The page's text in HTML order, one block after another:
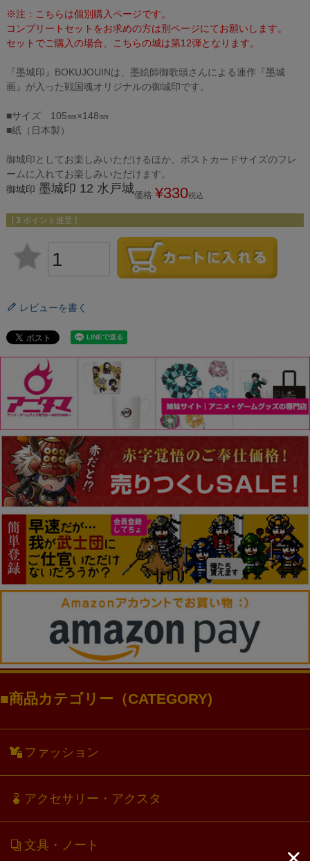
※注：こちらは個別購入ページです。
コンプリートセットをお求めの方は別ページにてお願いします。
セットでご購入の場合、こちらの城は第12弾となります。
『墨城印』BOKUJOUINは、墨絵師御歌頭さんによる連作『墨城
画』が入った戦国魂オリジナルの御城印です。
■サイズ 105㎜×148㎜
■紙（日本製）
御城印としてお楽しみいただけるほか、ポストカードサイズのフレ
ームに入れてお楽しみいただけます。
御城印 墨城印 12 水戸城価格 ¥330税込
[ 3 ポイント進呈 ]
レビューを書く
商品カテゴリー（CATEGORY)
ファッション
アクセサリー・アクスタ
文具・ノート